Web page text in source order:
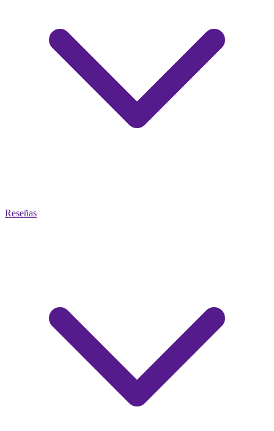
Reseñas